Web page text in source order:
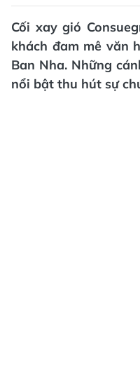
Cối xay gió
khách đam mê văn
Ban Nha. Những
nổi bật thu hút sự